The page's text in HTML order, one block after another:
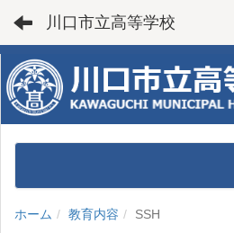
川口市立高等学校
ホーム 教育内容 SSH